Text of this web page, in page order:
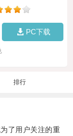
PC下载
排行
了用户关注的重